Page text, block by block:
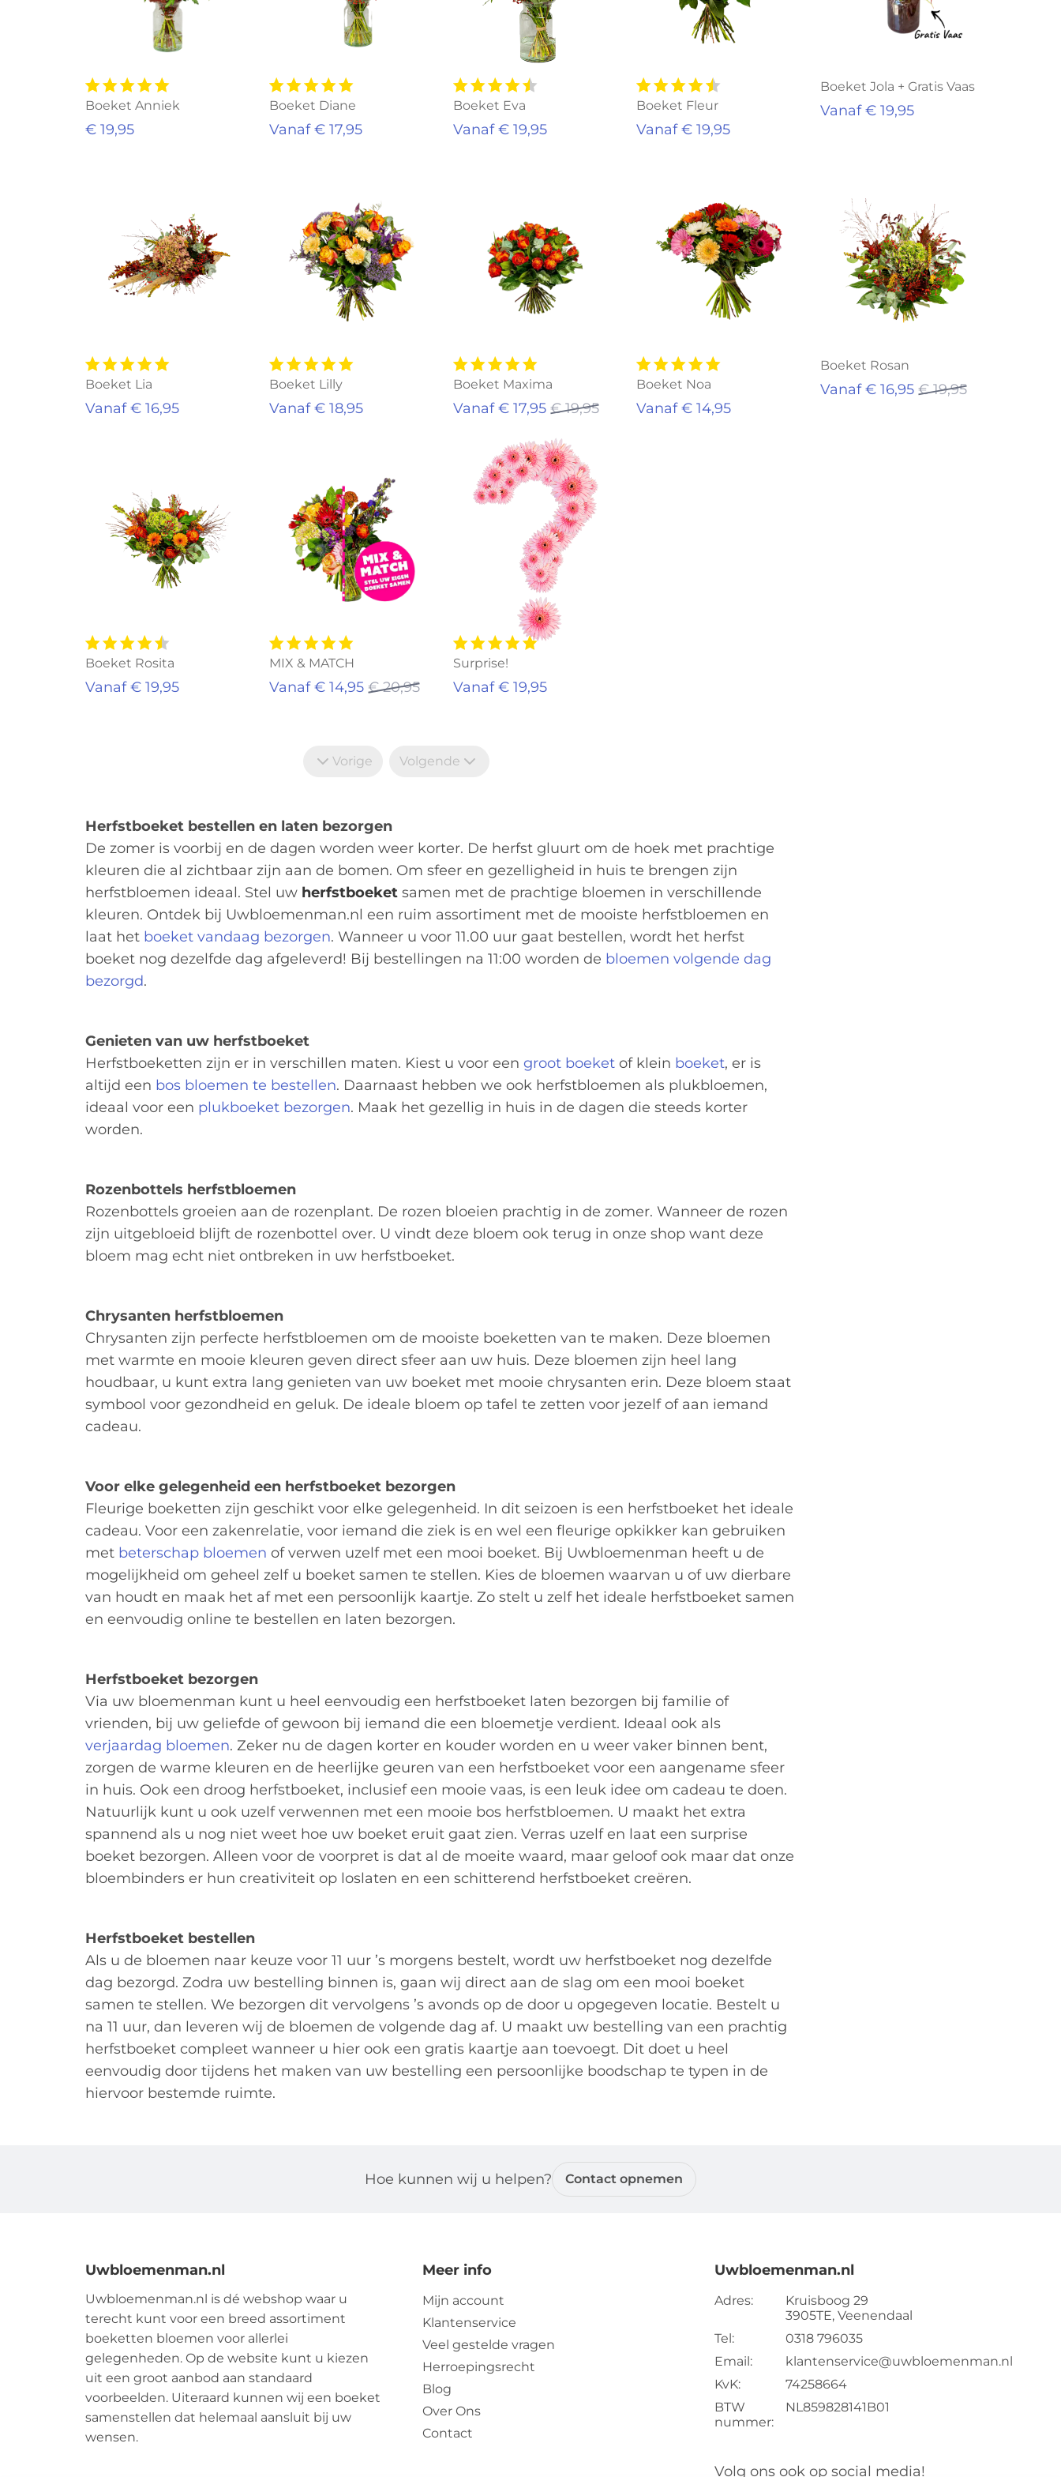
Boeket Anniek
€ 19,95
Boeket Diane
Vanaf € 17,95
Boeket Eva
Vanaf € 19,95
Boeket Fleur
Vanaf € 19,95
Boeket Jola + Gratis Vaas
Vanaf € 19,95
Boeket Lia
Vanaf € 16,95
Boeket Lilly
Vanaf € 18,95
Boeket Maxima
Vanaf € 17,95 € 19,95
Boeket Noa
Vanaf € 14,95
Boeket Rosan
Vanaf € 16,95€ 19,95
Boeket Rosita
Vanaf € 19,95
MIX & MATCH
Vanaf € 14,95 € 20,95
Surprise!
Vanaf € 19,95
Vorige Volgende
Herfstboeket bestellen en laten bezorgen
De zomer is voorbij en de dagen worden weer korter. De herfst gluurt om de hoek met prachtige
kleuren die al zichtbaar zijn aan de bomen. Om sfeer en gezelligheid in huis te brengen zijn
herfstbloemen ideaal. Stel uw herfstboeket samen met de prachtige bloemen in verschillende
kleuren. Ontdek bij Uwbloemenman.nl een ruim assortiment met de mooiste herfstbloemen en
laat het boeket vandaag bezorgen. Wanneer u voor 11.00 uur gaat bestellen, wordt het herfst
boeket nog dezelfde dag afgeleverd! Bij bestellingen na 11:00 worden de bloemen volgende dag
bezorgd.
Genieten van uw herfstboeket
Herfstboeketten zijn er in verschillen maten. Kiest u voor een groot boeket of klein boeket, er is
altijd een bos bloemen te bestellen. Daarnaast hebben we ook herfstbloemen als plukbloemen,
ideaal voor een plukboeket bezorgen. Maak het gezellig in huis in de dagen die steeds korter
worden.
Rozenbottels herfstbloemen
Rozenbottels groeien aan de rozenplant. De rozen bloeien prachtig in de zomer. Wanneer de rozen
zijn uitgebloeid blijft de rozenbottel over. U vindt deze bloem ook terug in onze shop want deze
bloem mag echt niet ontbreken in uw herfstboeket.
Chrysanten herfstbloemen
Chrysanten zijn perfecte herfstbloemen om de mooiste boeketten van te maken. Deze bloemen
met warmte en mooie kleuren geven direct sfeer aan uw huis. Deze bloemen zijn heel lang
houdbaar, u kunt extra lang genieten van uw boeket met mooie chrysanten erin. Deze bloem staat
symbool voor gezondheid en geluk. De ideale bloem op tafel te zetten voor jezelf of aan iemand
cadeau.
Voor elke gelegenheid een herfstboeket bezorgen
Fleurige boeketten zijn geschikt voor elke gelegenheid. In dit seizoen is een herfstboeket het ideale
cadeau. Voor een zakenrelatie, voor iemand die ziek is en wel een fleurige opkikker kan gebruiken
met beterschap bloemen of verwen uzelf met een mooi boeket. Bij Uwbloemenman heeft u de
mogelijkheid om geheel zelf u boeket samen te stellen. Kies de bloemen waarvan u of uw dierbare
van houdt en maak het af met een persoonlijk kaartje. Zo stelt u zelf het ideale herfstboeket samen
en eenvoudig online te bestellen en laten bezorgen.
Herfstboeket bezorgen
Via uw bloemenman kunt u heel eenvoudig een herfstboeket laten bezorgen bij familie of
vrienden, bij uw geliefde of gewoon bij iemand die een bloemetje verdient. Ideaal ook als
verjaardag bloemen. Zeker nu de dagen korter en kouder worden en u weer vaker binnen bent,
zorgen de warme kleuren en de heerlijke geuren van een herfstboeket voor een aangename sfeer
in huis. Ook een droog herfstboeket, inclusief een mooie vaas, is een leuk idee om cadeau te doen.
Natuurlijk kunt u ook uzelf verwennen met een mooie bos herfstbloemen. U maakt het extra
spannend als u nog niet weet hoe uw boeket eruit gaat zien. Verras uzelf en laat een surprise
boeket bezorgen. Alleen voor de voorpret is dat al de moeite waard, maar geloof ook maar dat onze
bloembinders er hun creativiteit op loslaten en een schitterend herfstboeket creëren.
Herfstboeket bestellen
Als u de bloemen naar keuze voor 11 uur ’s morgens bestelt, wordt uw herfstboeket nog dezelfde
dag bezorgd. Zodra uw bestelling binnen is, gaan wij direct aan de slag om een mooi boeket
samen te stellen. We bezorgen dit vervolgens ’s avonds op de door u opgegeven locatie. Bestelt u
na 11 uur, dan leveren wij de bloemen de volgende dag af. U maakt uw bestelling van een prachtig
herfstboeket compleet wanneer u hier ook een gratis kaartje aan toevoegt. Dit doet u heel
eenvoudig door tijdens het maken van uw bestelling een persoonlijke boodschap te typen in de
hiervoor bestemde ruimte.
Hoe kunnen wij u helpen? Contact opnemen
Uwbloemenman.nl
Uwbloemenman.nl is dé webshop waar u
terecht kunt voor een breed assortiment
boeketten bloemen voor allerlei
gelegenheden. Op de website kunt u kiezen
uit een groot aanbod aan standaard
voorbeelden. Uiteraard kunnen wij een boeket
samenstellen dat helemaal aansluit bij uw
wensen.
Meer info
Mijn account
Klantenservice
Veel gestelde vragen
Herroepingsrecht
Blog
Over Ons
Contact
Uwbloemenman.nl
Adres:
Kruisboog 29
3905TE, Veenendaal
Tel:
0318 796035
Email:
klantenservice@uwbloemenman.nl
KvK:
74258664
BTW
nummer:
NL859828141B01
Volg ons ook op social media!